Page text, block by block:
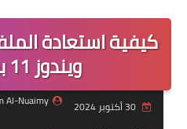
كيفية استعادة
ويندوز 11 بسهولة
30 أكتوبر 2024
Al-Nuaimy